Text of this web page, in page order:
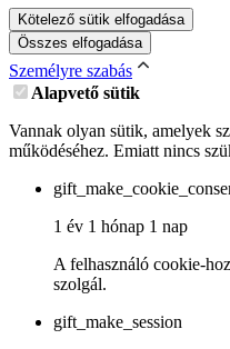
Kötelező sütik elfogadása
Összes elfogadása
Személyre szabás
Alapvető sütik
Vannak olyan sütik, amelyek
működéséhez. Emiatt nincs
1 év 1 hónap 1 nap
A felhasználó cookie-
szolgál.
gift_make_session